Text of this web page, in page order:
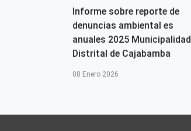
Informe sobre reporte de
denuncias ambiental es
anuales 2025 Municipalidad
Distrital de Cajabamba
08 Enero 2026